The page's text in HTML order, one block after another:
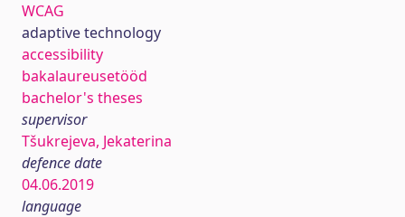
WCAG
adaptive technology
accessibility
bakalaureusetööd
bachelor's theses
supervisor
Tšukrejeva, Jekaterina
defence date
04.06.2019
language